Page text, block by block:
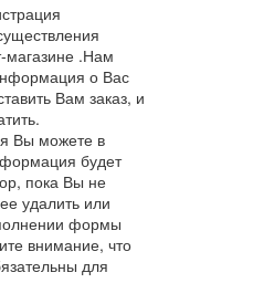
магазине .Нам
о Вас
Вам заказ, и
Вы можете в
будет
пока Вы не
удалить или
формы
внимание, что
для